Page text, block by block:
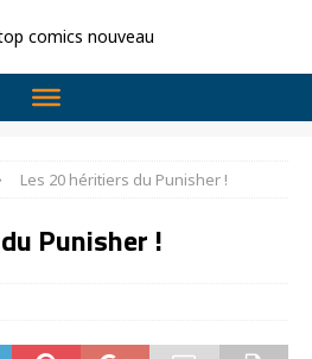
Les 20 héritiers du Punisher !
Punisher !